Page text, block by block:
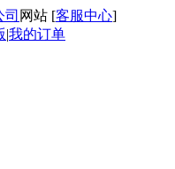
网站 [客服中心]
|我的订单